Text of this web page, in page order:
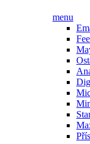
menu